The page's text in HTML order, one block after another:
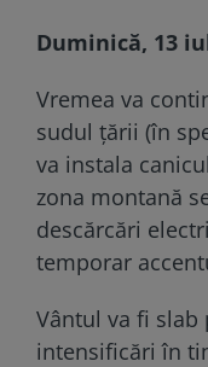
Duminică, 13
Vremea va
sudul țării (în
va instala
zona montană
descărcări
temporar
Vântul va fi slab
intensificări în